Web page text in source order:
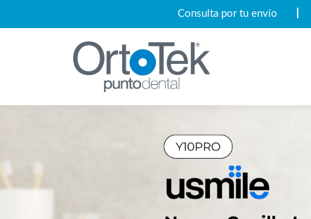
Consulta por tu envío